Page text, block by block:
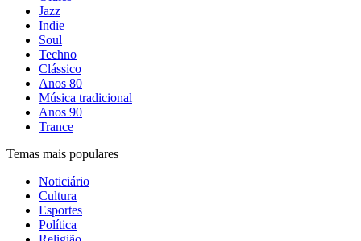
Jazz
Indie
Soul
Techno
Clássico
Anos 80
Música tradicional
Anos 90
Trance
Temas mais populares
Noticiário
Cultura
Esportes
Política